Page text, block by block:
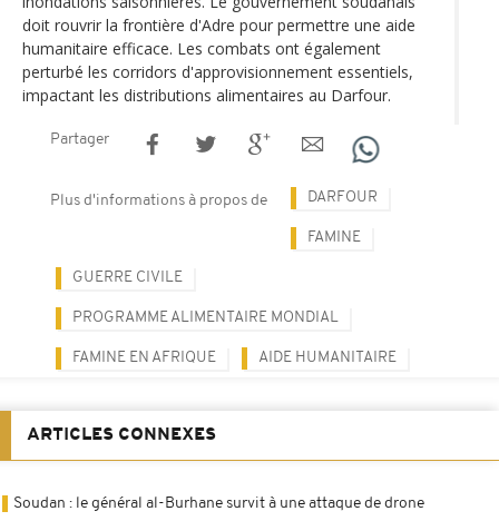
doit rouvrir la frontière d'Adre pour permettre une aide
humanitaire efficace. Les combats ont également
perturbé les corridors d'approvisionnement essentiels,
impactant les distributions alimentaires au Darfour.
Partager
Plus d'informations à propos de DARFOUR
FAMINE
GUERRE CIVILE
PROGRAMME ALIMENTAIRE MONDIAL
FAMINE EN AFRIQUE AIDE HUMANITAIRE
ARTICLES CONNEXES
Soudan : le général al-Burhane survit à une attaque de drone